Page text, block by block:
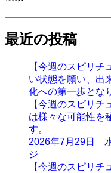
最近の投稿
【今週のスピリ
い状態を願い、出
化への第一歩とな
【今週のスピリ
は様々な可能性を
す。
2026年7月29日
ジ
【今週のスピリチ